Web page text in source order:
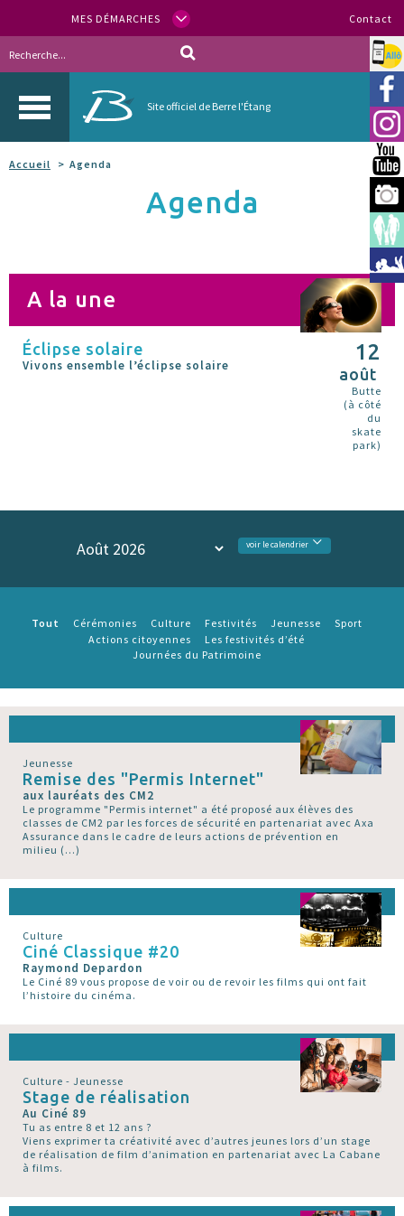
MES DÉMARCHES Contact
Site officiel de Berre l'Étang
Allo
Accueil Agenda
Agenda
A la une
Éclipse solaire
Vivons ensemble l’éclipse solaire
12
août
Butte
(à côté
du
skate
park)
voir le calendrier
Tout Cérémonies Culture Festivités Jeunesse
Sport
Actions citoyennes
Les festivités d’été
Journées du Patrimoine
Jeunesse
Remise des "Permis Internet"
aux lauréats des CM2
Le programme "Permis internet" a été proposé aux élèves des
classes de CM2 par les forces de sécurité en partenariat avec Axa
Assurance dans le cadre de leurs actions de prévention en
milieu (…)
Culture
Ciné Classique #20
Raymond Depardon
Le Ciné 89 vous propose de voir ou de revoir les films qui ont fait
l’histoire du cinéma.
Culture - Jeunesse
Stage de réalisation
Au Ciné 89
Tu as entre 8 et 12 ans ?
Viens exprimer ta créativité avec d’autres jeunes lors d’un stage
de réalisation de film d’animation en partenariat avec La Cabane
à films.